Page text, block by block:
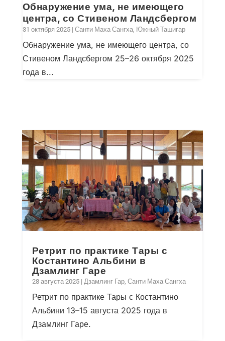
Обнаружение ума, не имеющего
центра, со Стивеном Ландсбергом
31 октября 2025| Санти Маха Сангха, Южный Ташигар
Обнаружение ума, не имеющего центра, со
Стивеном Ландсбергом 25–26 октября 2025
года в...
Ретрит по практике Тары с
Костантино Альбини в
Дзамлинг Гаре
28 августа 2025| Дзамлинг Гар, Санти Маха Сангха
Ретрит по практике Тары с Костантино
Альбини 13–15 августа 2025 года в
Дзамлинг Гаре.